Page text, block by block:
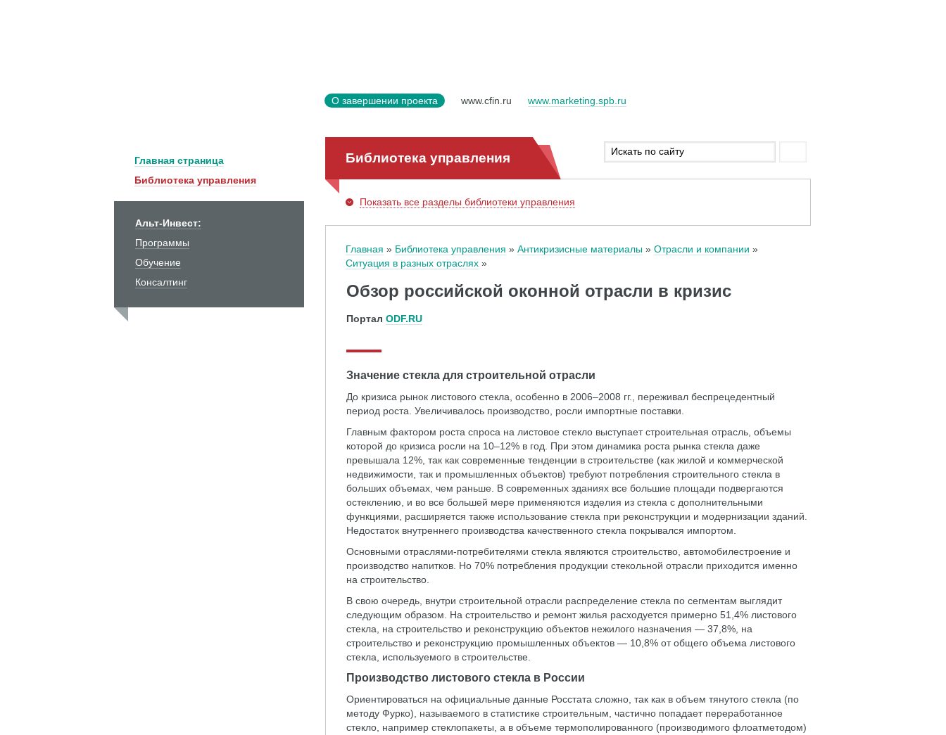
О завершении проекта www.cfin.ru www.marketing.spb.ru
Главная страница
Библиотека управления
Альт-Инвест:
Программы
Обучение
Консалтинг
Библиотека управления
Показать все разделы библиотеки управления
Главная Библиотека управления Антикризисные материалы
Отрасли и компании
Ситуация в разных отраслях
Обзор российской оконной отрасли в кризис
Портал ODF.RU
Значение стекла для строительной отрасли
До кризиса рынок листового стекла, особенно в 2006–2008 гг., переживал беспрецедентный
период роста. Увеличивалось производство, росли импортные поставки.
Главным фактором роста спроса на листовое стекло выступает строительная отрасль, объемы
которой до кризиса росли на 10–12% в год. При этом динамика роста рынка стекла даже
превышала 12%, так как современные тенденции в строительстве (как жилой и коммерческой
недвижимости, так и промышленных объектов) требуют потребления строительного стекла в
больших объемах, чем раньше. В современных зданиях все большие площади подвергаются
остеклению, и во все большей мере применяются изделия из стекла с дополнительными
функциями, расширяется также использование стекла при реконструкции и модернизации зданий.
Недостаток внутреннего производства качественного стекла покрывался импортом.
Основными отраслями-потребителями стекла являются строительство, автомобилестроение и
производство напитков. Но 70% потребления продукции стекольной отрасли приходится именно
на строительство.
В свою очередь, внутри строительной отрасли распределение стекла по сегментам выглядит
следующим образом. На строительство и ремонт жилья расходуется примерно 51,4% листового
стекла, на строительство и реконструкцию объектов нежилого назначения — 37,8%, на
строительство и реконструкцию промышленных объектов — 10,8% от общего объема листового
стекла, используемого в строительстве.
Производство листового стекла в России
Ориентироваться на официальные данные Росстата сложно, так как в объем тянутого стекла (по
методу Фурко), называемого в статистике строительным, частично попадает переработанное
стекло, например стеклопакеты, а в объеме термополированного (производимого флоатметодом)